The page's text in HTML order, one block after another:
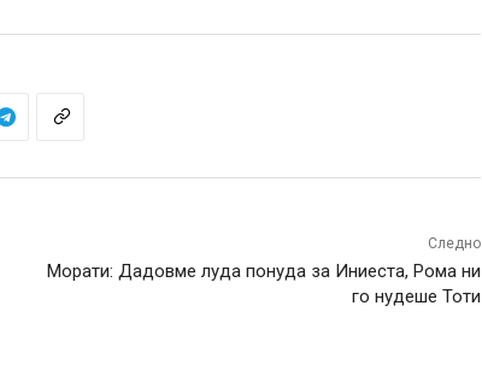
Следно
Морати: Дадовме луда понуда за Иниеста, Рома ни
го нудеше Тоти